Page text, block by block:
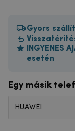
Gyors
INGYENES
esetén
Egy másik
HUAWEI